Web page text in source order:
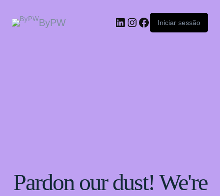
ByPW Iniciar sessão
Pardon our dust! We're